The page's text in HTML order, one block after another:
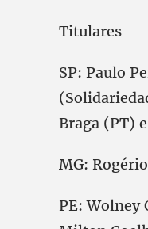
Titulares
SP: Paulo
Braga (PT)
MG:
PE: Wolney